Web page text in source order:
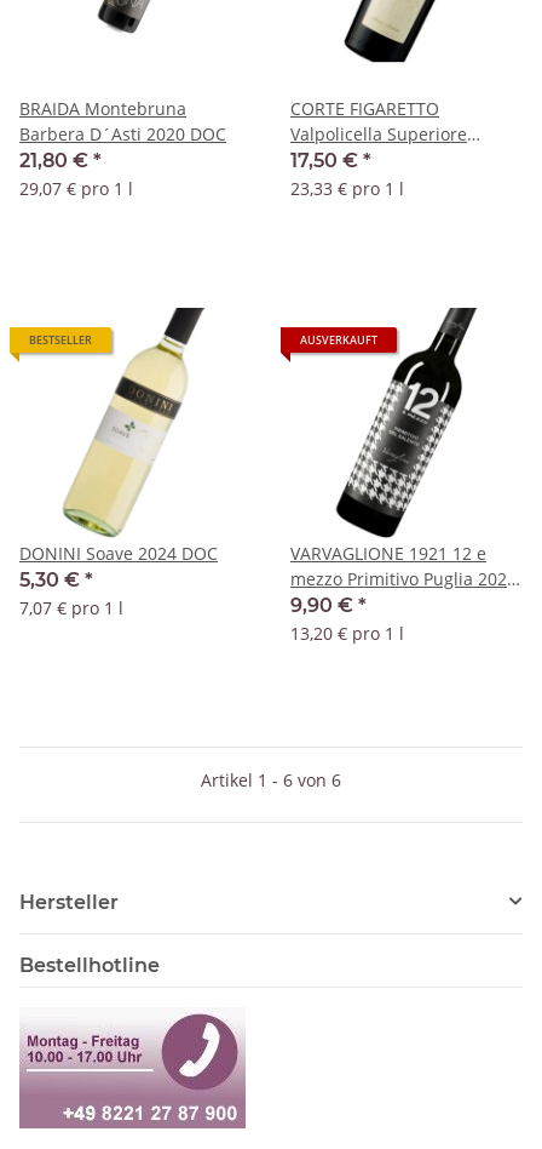
BRAIDA Montebruna
Barbera D´Asti 2020 DOC
21,80 € *
29,07 € pro 1 l
CORTE FIGARETTO
Valpolicella Superiore
Ripasso 2023 DOC
17,50 € *
23,33 € pro 1 l
BESTSELLER
DONINI Soave 2024 DOC
5,30 € *
7,07 € pro 1 l
AUSVERKAUFT
VARVAGLIONE 1921 12 e
mezzo Primitivo Puglia 2020
IGP
9,90 € *
13,20 € pro 1 l
Artikel 1 - 6 von 6
Hersteller
Bestellhotline